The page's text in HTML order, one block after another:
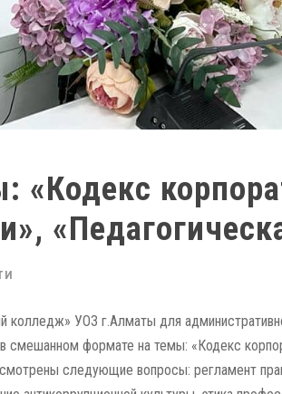
«Кодекс
УОЗ г.Алматы для
смешанном формате на темы: «Кодекс
следующие вопросы: регламент